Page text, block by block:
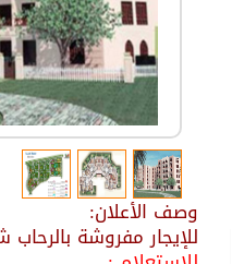
وصف الأعلان:
للإيجار مفروشة بالرحاب شقة 70 م² حديقة 60 م² نموذج ك تشطيب الشركة 1 نوم 1 حمام